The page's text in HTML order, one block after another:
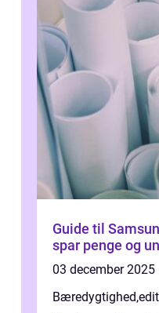
Guide til
spar penge og
03 december 2025
Bæredygtighed,